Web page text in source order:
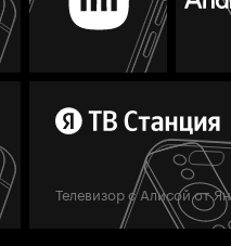
Телевизор с Алисой от